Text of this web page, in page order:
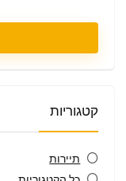
קטגוריות
תיירות